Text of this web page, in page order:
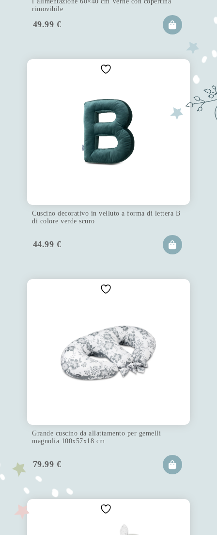
rimovibile
49.99 €
Cuscino decorativo in velluto a forma di lettera B
di colore verde scuro
44.99 €
Grande cuscino da allattamento per gemelli
magnolia 100x57x18 cm
79.99 €